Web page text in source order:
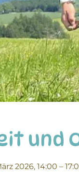
und
2026, 14:00 –